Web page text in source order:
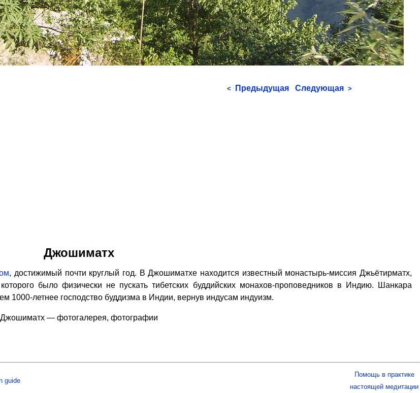
< Предыдущая Следующая >
Джошиматх
, достижимый почти круглый год. В Джошиматхе находится известный монастырь-миссия Джьётирматх,
было физически не пускать тибетских буддийских монахов-проповедников в Индию. Шанкара
1000-летнее господство буддизма в Индии, вернув индусам индуизм.
Джошиматх — фотогалерея, фотографии
guide
Помощь в практике
настоящей медитации